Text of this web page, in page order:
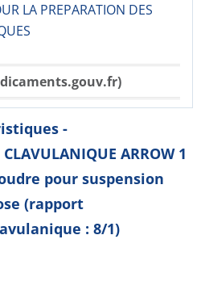
LA PREPARATION DES
-
ARROW 1
pour suspension
(rapport
: 8/1)